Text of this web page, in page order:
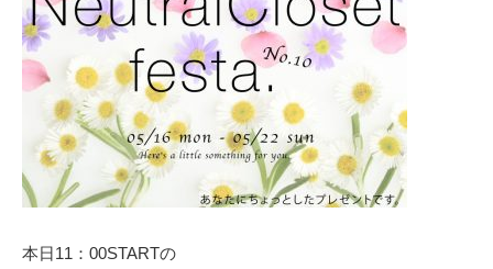
本日11：00STARTの